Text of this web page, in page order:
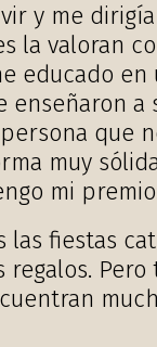
y me
la valoran
educado
enseñaron a
que
muy
mi
las fiestas